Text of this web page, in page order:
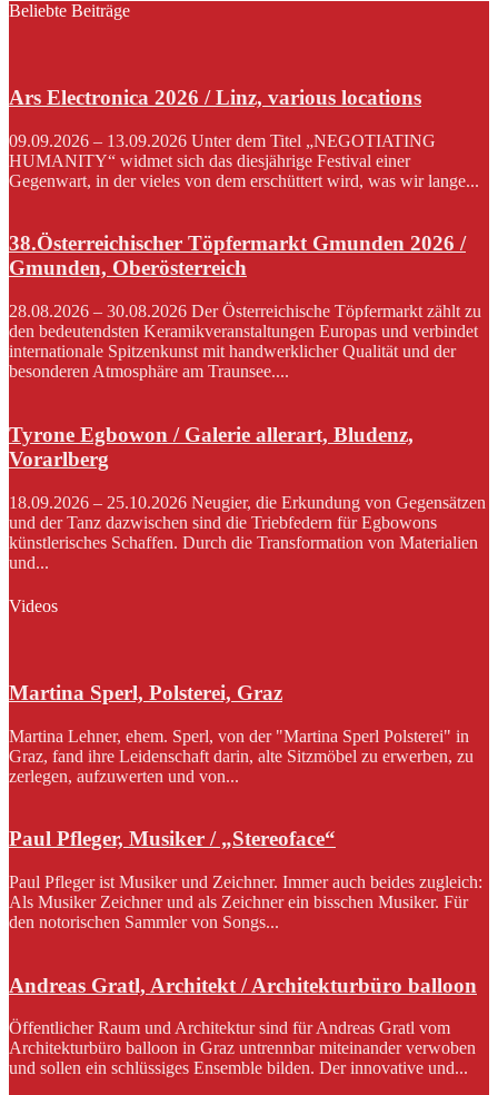
Beliebte Beiträge
Ars Electronica 2026 / Linz, various locations
09.09.2026 – 13.09.2026 Unter dem Titel „NEGOTIATING
HUMANITY“ widmet sich das diesjährige Festival einer
Gegenwart, in der vieles von dem erschüttert wird, was wir lange...
38.Österreichischer Töpfermarkt Gmunden 2026 /
Gmunden, Oberösterreich
28.08.2026 – 30.08.2026 Der Österreichische Töpfermarkt zählt zu
den bedeutendsten Keramikveranstaltungen Europas und verbindet
internationale Spitzenkunst mit handwerklicher Qualität und der
besonderen Atmosphäre am Traunsee....
Tyrone Egbowon / Galerie allerart, Bludenz,
Vorarlberg
18.09.2026 – 25.10.2026 Neugier, die Erkundung von Gegensätzen
und der Tanz dazwischen sind die Triebfedern für Egbowons
künstlerisches Schaffen. Durch die Transformation von Materialien
und...
Videos
Martina Sperl, Polsterei, Graz
Martina Lehner, ehem. Sperl, von der "Martina Sperl Polsterei" in
Graz, fand ihre Leidenschaft darin, alte Sitzmöbel zu erwerben, zu
zerlegen, aufzuwerten und von...
Paul Pfleger, Musiker / „Stereoface“
Paul Pfleger ist Musiker und Zeichner. Immer auch beides zugleich:
Als Musiker Zeichner und als Zeichner ein bisschen Musiker. Für
den notorischen Sammler von Songs...
Andreas Gratl, Architekt / Architekturbüro balloon
Öffentlicher Raum und Architektur sind für Andreas Gratl vom
Architekturbüro balloon in Graz untrennbar miteinander verwoben
und sollen ein schlüssiges Ensemble bilden. Der innovative und...